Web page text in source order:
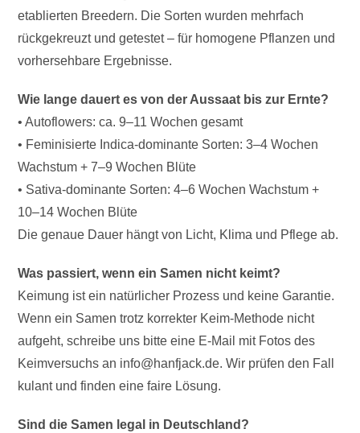
etablierten Breedern. Die Sorten wurden mehrfach
rückgekreuzt und getestet – für homogene Pflanzen und
vorhersehbare Ergebnisse.
Wie lange dauert es von der Aussaat bis zur Ernte?
• Autoflowers: ca. 9–11 Wochen gesamt
• Feminisierte Indica-dominante Sorten: 3–4 Wochen
Wachstum + 7–9 Wochen Blüte
• Sativa-dominante Sorten: 4–6 Wochen Wachstum +
10–14 Wochen Blüte
Die genaue Dauer hängt von Licht, Klima und Pflege ab.
Was passiert, wenn ein Samen nicht keimt?
Keimung ist ein natürlicher Prozess und keine Garantie.
Wenn ein Samen trotz korrekter Keim-Methode nicht
aufgeht, schreibe uns bitte eine E-Mail mit Fotos des
Keimversuchs an info@hanfjack.de. Wir prüfen den Fall
kulant und finden eine faire Lösung.
Sind die Samen legal in Deutschland?